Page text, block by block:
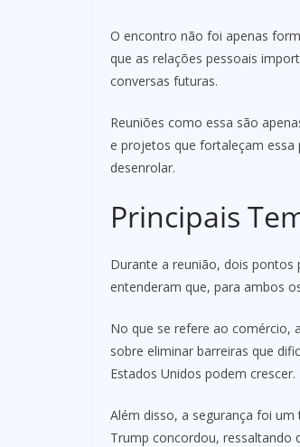
O encontro não foi apenas
que as relações pessoais
conversas futuras.
Reuniões como essa são
e projetos que fortaleçam essa
desenrolar.
Principais
Durante a reunião, dois pontos
entenderam que, para ambos
No que se refere ao comércio,
sobre eliminar barreiras que
Estados Unidos podem crescer.
Além disso, a segurança foi
Trump concordou, ressaltando